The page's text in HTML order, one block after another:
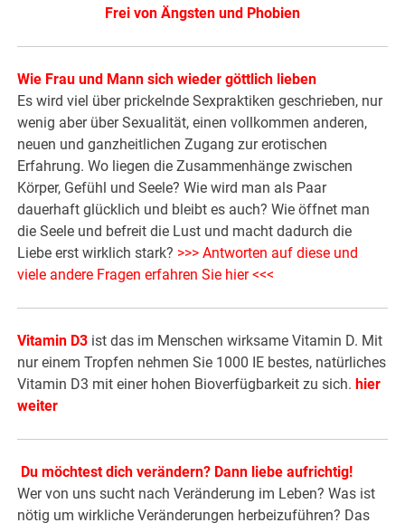
Frei von Ängsten und Phobien
Wie Frau und Mann sich wieder göttlich lieben
Es wird viel über prickelnde Sexpraktiken geschrieben, nur
wenig aber über Sexualität, einen vollkommen anderen,
neuen und ganzheitlichen Zugang zur erotischen
Erfahrung. Wo liegen die Zusammenhänge zwischen
Körper, Gefühl und Seele? Wie wird man als Paar
dauerhaft glücklich und bleibt es auch? Wie öffnet man
die Seele und befreit die Lust und macht dadurch die
Liebe erst wirklich stark? >>> Antworten auf diese und
viele andere Fragen erfahren Sie hier <<<
Vitamin D3 ist das im Menschen wirksame Vitamin D. Mit
nur einem Tropfen nehmen Sie 1000 IE bestes, natürliches
Vitamin D3 mit einer hohen Bioverfügbarkeit zu sich. hier
weiter
Du möchtest dich verändern? Dann liebe aufrichtig!
Wer von uns sucht nach Veränderung im Leben? Was ist
nötig um wirkliche Veränderungen herbeizuführen? Das